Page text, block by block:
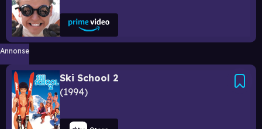
Annonse
Ski School 2
1994